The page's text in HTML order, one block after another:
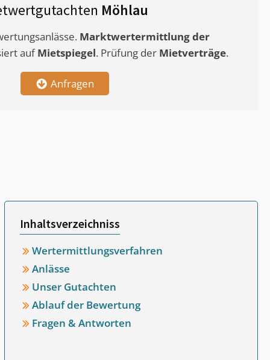
Möhlau
Marktwertermittlungder
aufMietspiegel. Prüfung der Mietverträge.
Anfragen
Inhaltsverzeichniss
Wertermittlungsverfahren
Anlässe
Unser Gutachten
Ablauf der Bewertung
Fragen & Antworten